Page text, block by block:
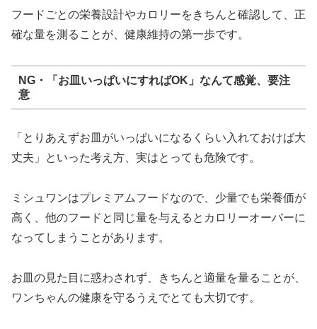
フードごとの栄養設計やカロリーをきちんと確認して、正
確な量を測ることが、健康維持の第一歩です。
NG・「お皿いっぱいにすればOK」なんて感覚、要注
意
「とりあえずお皿がいっぱいになるくらい入れておけば大
丈夫」といった考え方、実はとっても危険です。
ミシュワンはプレミアムフードなので、少量でも栄養価が
高く、他のフードと同じ量を与えるとカロリーオーバーに
なってしまうことがあります。
お皿の見た目に惑わされず、きちんと適量を量ることが、
ワンちゃんの健康を守るうえでとても大切です。